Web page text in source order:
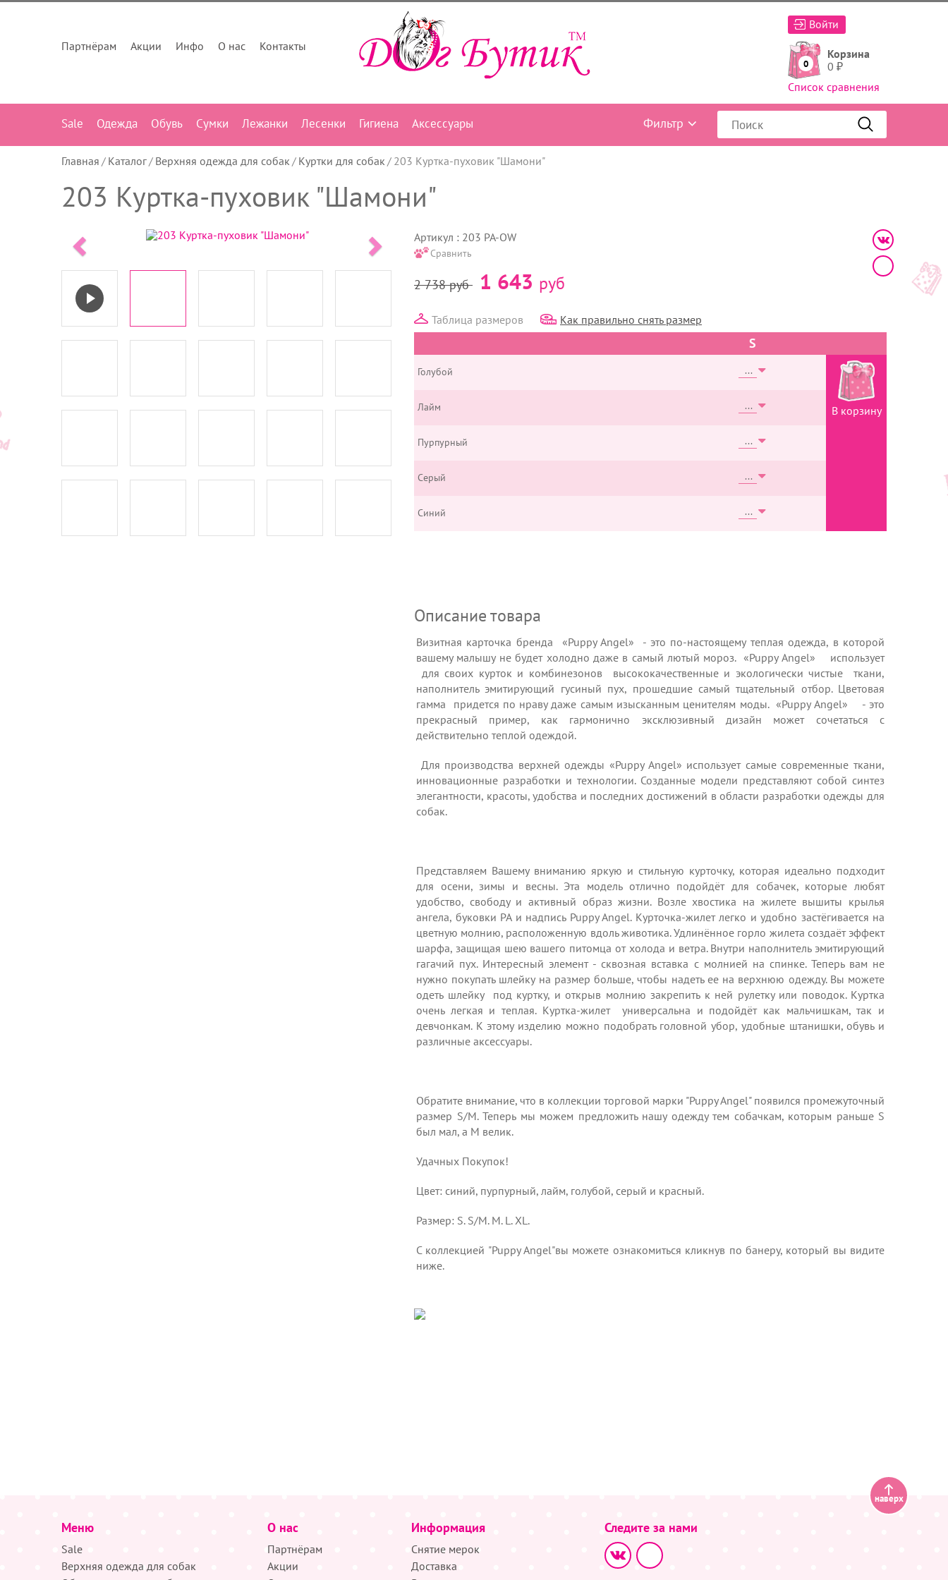
Партнёрам Акции Инфо О нас Контакты
Войти
0
Корзина
0 ₽
Список сравнения
Sale Одежда Обувь Сумки Лежанки Лесенки Гигиена Аксессуары Фильтр
Главная Каталог Верхняя одежда для собак Куртки для собак 203 Куртка-пуховик "Шамони"
203 Куртка-пуховик "Шамони"
Артикул : 203 PA-OW
Сравнить
2 738руб 1 643 руб
Таблица размеров Как правильно снять размер
S
Голубой
Лайм
Пурпурный
Серый
Синий
В корзину
Описание товара
Визитная карточка бренда «Puppy Angel» - это по-настоящему теплая одежда, в которой
вашему малышу не будет холодно даже в самый лютый мороз. «Puppy Angel» использует
для своих курток и комбинезонов высококачественные и экологически чистые ткани,
наполнитель эмитирующий гусиный пух, прошедшие самый тщательный отбор. Цветовая
гамма придется по нраву даже самым изысканным ценителям моды. «Puppy Angel» - это
прекрасный пример, как гармонично эксклюзивный дизайн может сочетаться с
действительно теплой одеждой.
Для производства верхней одежды «Puppy Angel» использует самые современные ткани,
инновационные разработки и технологии. Созданные модели представляют собой синтез
элегантности, красоты, удобства и последних достижений в области разработки одежды для
собак.
Представляем Вашему вниманию яркую и стильную курточку, которая идеально подходит
для осени, зимы и весны. Эта модель отлично подойдёт для собачек, которые любят
удобство, свободу и активный образ жизни. Возле хвостика на жилете вышиты крылья
ангела, буковки PA и надпись Puppy Angel. Курточка-жилет легко и удобно застёгивается на
цветную молнию, расположенную вдоль животика. Удлинённое горло жилета создаёт эффект
шарфа, защищая шею вашего питомца от холода и ветра. Внутри наполнитель эмитирующий
гагачий пух. Интересный элемент - сквозная вставка с молнией на спинке. Теперь вам не
нужно покупать шлейку на размер больше, чтобы надеть ее на верхнюю одежду. Вы можете
одеть шлейку под куртку, и открыв молнию закрепить к ней рулетку или поводок. Куртка
очень легкая и теплая. Куртка-жилет универсальна и подойдёт как мальчишкам, так и
девчонкам. К этому изделию можно подобрать головной убор, удобные штанишки, обувь и
различные аксессуары.
Обратите внимание, что в коллекции торговой марки "Puppy Angel" появился промежуточный
размер S/M. Теперь мы можем предложить нашу одежду тем собачкам, которым раньше S
был мал, а M велик.
Удачных Покупок!
Цвет: синий, пурпурный, лайм, голубой, серый и красный.
Размер: S. S/M. M. L. XL.
С коллекцией "Puppy Angel"вы можете ознакомиться кликнув по банеру, который вы видите
ниже.
Меню
Sale
Верхняя одежда для собак
О нас
Партнёрам
Акции
Информация
Снятие мерок
Доставка
Следите за нами
наверх